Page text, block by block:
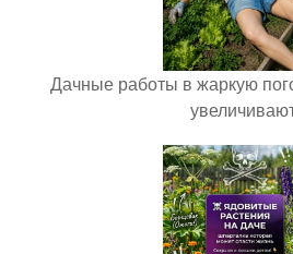
Дачные работы в жаркую